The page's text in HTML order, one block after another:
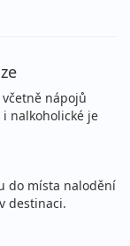
nápojů
i nalkoholické je
do místa nalodění
destinaci.